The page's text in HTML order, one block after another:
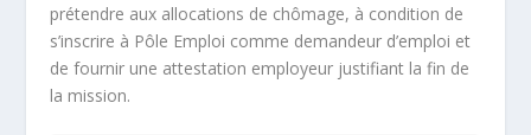
prétendre aux allocations de chômage, à condition de
s’inscrire à Pôle Emploi comme demandeur d’emploi et
de fournir une attestation employeur justifiant la fin de
la mission.